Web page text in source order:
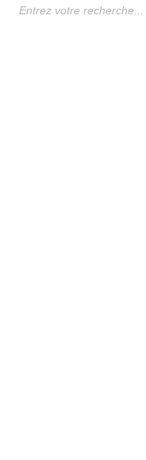
de